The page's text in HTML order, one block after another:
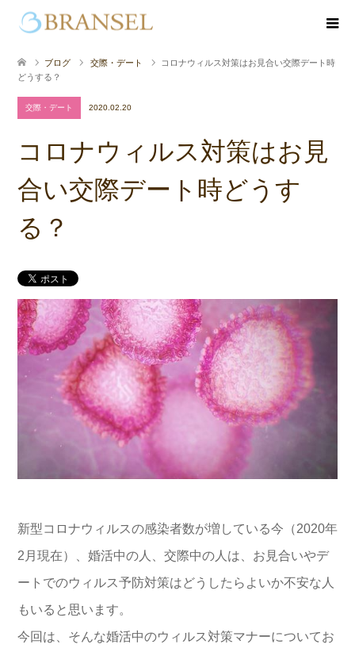
ブログ 交際・デート
コロナウィルス対策はお見合い交際デート時
どうする？
交際・デート 2020.02.20
コロナウィルス対策はお見
合い交際デート時どうす
る？
新型コロナウィルスの感染者数が増している今（2020年
2月現在）、婚活中の人、交際中の人は、お見合いやデ
ートでのウィルス予防対策はどうしたらよいか不安な人
もいると思います。
今回は、そんな婚活中のウィルス対策マナーについてお